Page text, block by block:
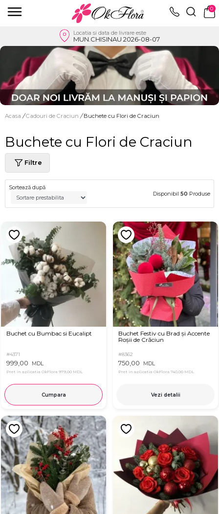
0
Locatia si data de livrare este
MUN.CHISINAU 2026-08-07
Acasa / Cadouri de Craciun / Buchete cu Flori de Craciun
Buchete cu Flori de Craciun
Filtre
Sortează după
Disponibil 50 Produse
Buchet cu Bumbac si Eucalipt
#4371
999,00 MDL
Pret in aplicatia OkFlora 979,00 MDL
Cumpara
Buchet Festiv cu Brad și Accente
Roșii de Crăciun
#8362
750,00 MDL
Pret in aplicatia OkFlora 740,00 MDL
Vezi detalii